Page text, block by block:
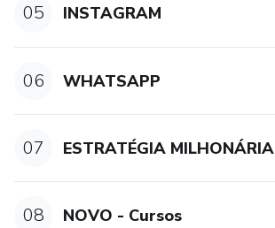
05 INSTAGRAM
06 WHATSAPP
07 ESTRATÉGIA MILHONÁRIA
08 NOVO - Cursos